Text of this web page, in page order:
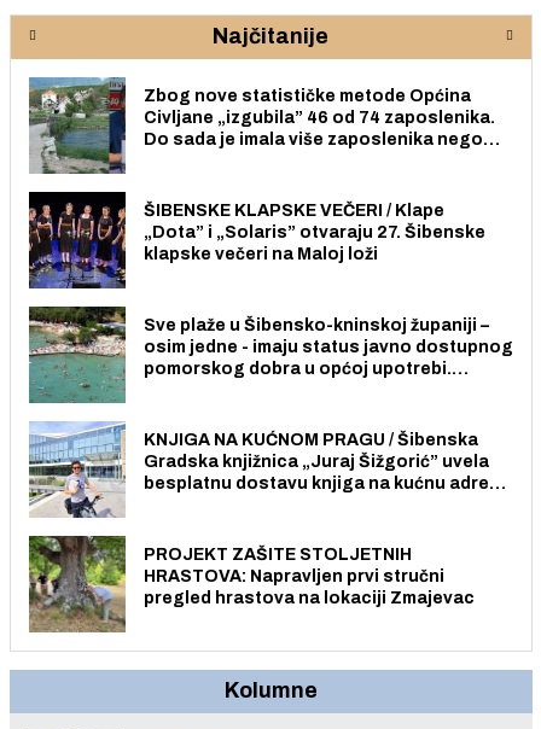
lokalne
Najčitanije
Zbog nove statističke metode Općina
Civljane „izgubila” 46 od 74 zaposlenika.
Do sada je imala više zaposlenika nego
ŠIBENSKE KLAPSKE VEČERI / Klape
„Dota” i „Solaris” otvaraju 27. Šibenske
klapske večeri na Maloj loži
Sve plaže u Šibensko-kninskoj županiji –
osim jedne - imaju status javno dostupnog
pomorskog dobra u općoj upotrebi.
KNJIGA NA KUĆNOM PRAGU / Šibenska
Gradska knjižnica „Juraj Šižgorić” uvela
besplatnu dostavu knjiga na kućnu adresu
PROJEKT ZAŠITE STOLJETNIH
HRASTOVA: Napravljen prvi stručni
pregled hrastova na lokaciji Zmajevac
Kolumne